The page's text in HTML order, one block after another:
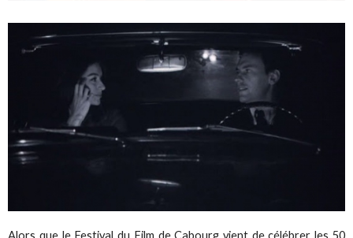
Alors quele Festival du Film de Cabourg vient de célébrer les 50